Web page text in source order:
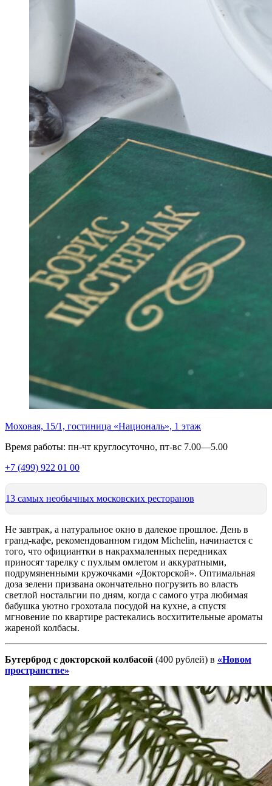
Моховая, 15/1, гостиница «Националь», 1 этаж
Время работы: пн-чт круглосуточно, пт-вс 7.00—5.00
+7 (499) 922 01 00
13 самых необычных московских ресторанов
Не завтрак, а натуральное окно в далекое прошлое. День в
гранд-кафе, рекомендованном гидом Michelin, начинается с
того, что официантки в накрахмаленных передниках
приносят тарелку с пухлым омлетом и аккуратными,
подрумяненными кружочками «Докторской». Оптимальная
доза зелени призвана окончательно погрузить во власть
светлой ностальгии по дням, когда с самого утра любимая
бабушка уютно грохотала посудой на кухне, а спустя
мгновение по квартире растекались восхитительные ароматы
жареной колбасы.
Бутерброд с докторской колбасой (400 рублей) в «Новом
пространстве»